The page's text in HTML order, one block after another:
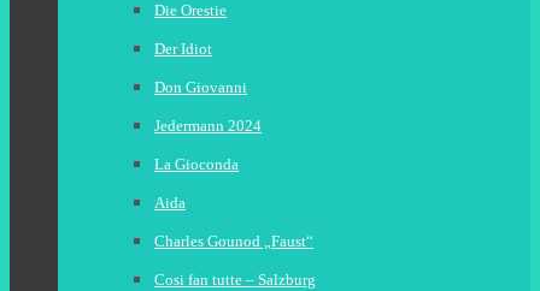
Die Orestie
Der Idiot
Don Giovanni
Jedermann 2024
La Gioconda
Aida
Charles Gounod „Faust“
Cosi fan tutte – Salzburg